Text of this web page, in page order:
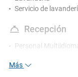
Servicio de
Recepción
Personal
Más